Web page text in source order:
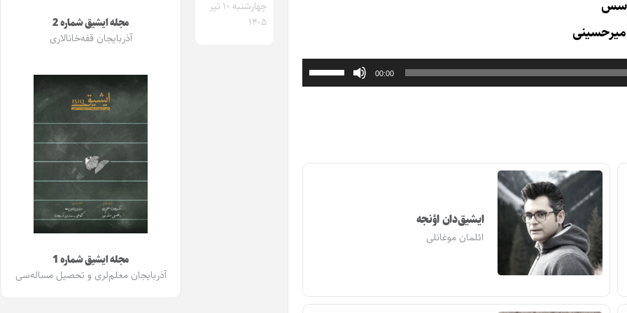
سس
00:00
برای
پایین
ایشیق‌دان اؤنجه
ائلمان موغانلی
چهارشنبه ۱۰ تیر
۱۴۰۵
مجله ایشیق شماره 2
آذربایجان قفه‌خانالاری
مجله ایشیق شماره 1
آذربایجان معلم‌لری و تحصیل مساله‌سی